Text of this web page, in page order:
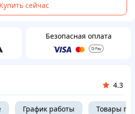
Купить сейчас
Безопасная оплата
4.3
График работы Товары